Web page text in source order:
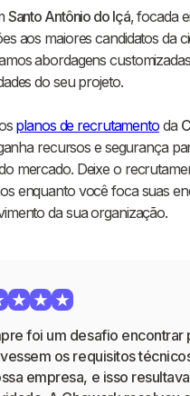
Santo Antônio do Içá, focada
aos maiores candidatos da
abordagens
do seu projeto.
planos de recrutamentoda
recursos e segurança
mercado. Deixe o
enquanto você foca suas
da sua organização.
foi um desafio encontrar
os requisitos
empresa, e isso